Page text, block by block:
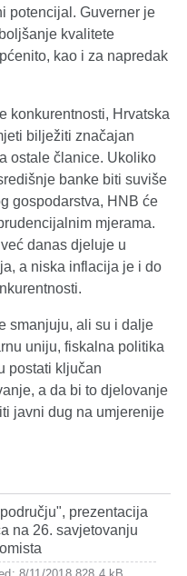
potencijal. Guverner je
kvalitete
kao i za napredak
konkurentnosti, Hrvatska
bilježiti značajan
ostale članice. Ukoliko
banke biti suviše
gospodarstva, HNB će
mjerama.
danas djeluje u
a niska inflacija je i do
smanjuju, ali su i dalje
uniju, fiskalna politika
postati ključan
a da bi to djelovanje
javni dug na umjerenije
prezentacija
na 26. savjetovanju